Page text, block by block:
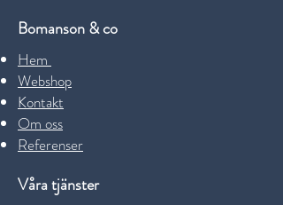
Bomanson & co
Hem
Webshop
Kontakt
Om oss
Referenser
Våra tjänster